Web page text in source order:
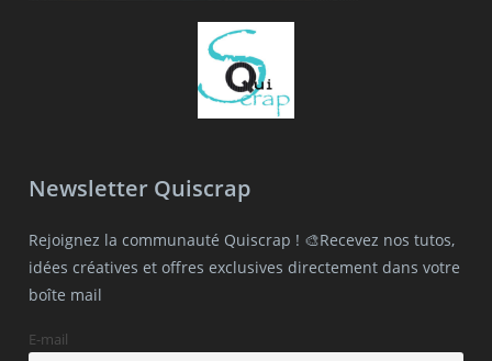
Newsletter Quiscrap
Rejoignez la communauté Quiscrap ! 🎨Recevez nos tutos,
idées créatives et offres exclusives directement dans votre
boîte mail
E-mail